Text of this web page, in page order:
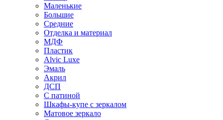
Маленькие
Большие
Средние
Отделка и материал
МДФ
Пластик
Alvic Luxe
Эмаль
Акрил
ДСП
С патиной
Шкафы-купе с зеркалом
Матовое зеркало